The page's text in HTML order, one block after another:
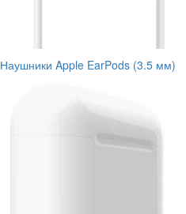
Наушники Apple EarPods (3.5 мм)